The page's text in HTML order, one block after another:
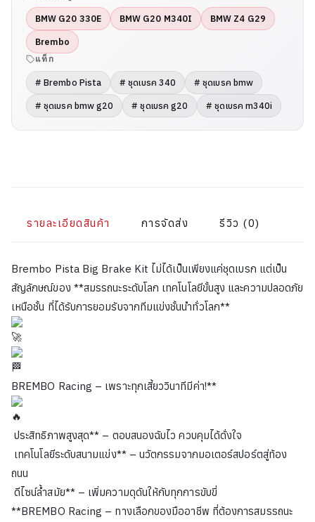
BMW G20 330E BMW G20 M340I BMW Z4 G29
Brembo
แท็ก
# Brembo Pista # ชุดเบรค 340 # ชุดเบรค bmw
# ชุดเบรค bmw g20 # ชุดเบรค g20 # ชุดเบรค m340i
รายละเอียดสินค้า การจัดส่ง รีวิว (0)
Brembo Pista Big Brake Kit ไม่ได้เป็นเพียงแค่ชุดเบรก แต่เป็น
สัญลักษณ์ของ **สมรรถนะระดับโลก เทคโนโลยีขั้นสูง และความปลอดภัย
เหนือชั้น ที่ได้รับการยอมรับจากทีมแข่งชั้นนำทั่วโลก**
BREMBO Racing – เพราะทุกเสี้ยววินาทีมีค่า!**
ประสิทธิภาพสูงสุด** – ตอบสนองฉับไว ควบคุมได้ดั่งใจ
เทคโนโลยีระดับสนามแข่ง** – นวัตกรรมจากมอเตอร์สปอร์ตสู่ท้อง
ถนน
ดีไซน์ล้ำสมัย** – เพิ่มความดุดันให้กับทุกการขับขี่
**BREMBO Racing – ทางเลือกของมืออาชีพ ที่ต้องการสมรรถนะ